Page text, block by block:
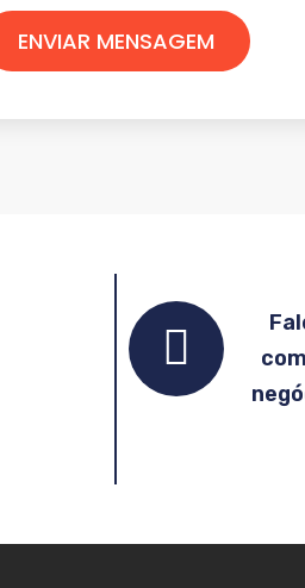
ENVIAR MENSAGEM